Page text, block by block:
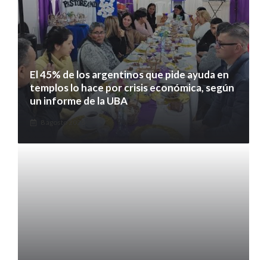
El 45% de los argentinos que pide ayuda en
templos lo hace por crisis económica, según
un informe de la UBA
8 agosto 2026